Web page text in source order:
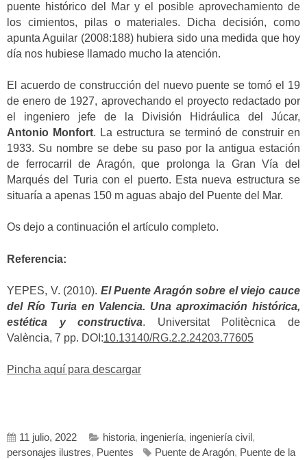
puente histórico del Mar y el posible aprovechamiento de
los cimientos, pilas o materiales. Dicha decisión, como
apunta Aguilar (2008:188) hubiera sido una medida que hoy
día nos hubiese llamado mucho la atención.
El acuerdo de construcción del nuevo puente se tomó el 19
de enero de 1927, aprovechando el proyecto redactado por
el ingeniero jefe de la División Hidráulica del Júcar,
Antonio Monfort. La estructura se terminó de construir en
1933. Su nombre se debe su paso por la antigua estación
de ferrocarril de Aragón, que prolonga la Gran Vía del
Marqués del Turia con el puerto. Esta nueva estructura se
situaría a apenas 150 m aguas abajo del Puente del Mar.
Os dejo a continuación el artículo completo.
Referencia:
YEPES, V. (2010). El Puente Aragón sobre el viejo cauce
del Río Turia en Valencia. Una aproximación histórica,
estética y constructiva. Universitat Politècnica de
València, 7 pp. DOI:10.13140/RG.2.2.24203.77605
Pincha aquí para descargar
11 julio, 2022 historia, ingeniería, ingeniería civil ,
personajes ilustres, Puentes Puente de Aragón, Puente de la